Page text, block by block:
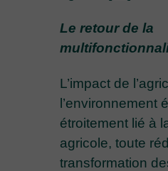
Le retour de la
L’impact de
l’environnement
étroitement lié à
agricole, toute
transformation